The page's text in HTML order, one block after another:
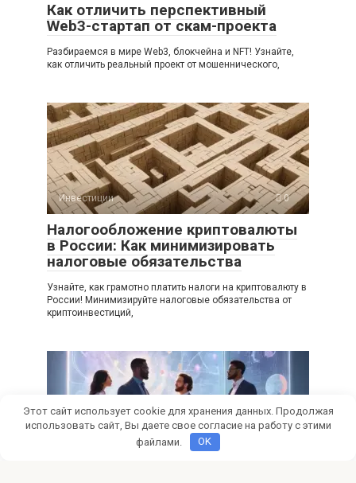
Как отличить перспективный
Web3-стартап от скам-проекта
Разбираемся в мире Web3, блокчейна и NFT! Узнайте,
как отличить реальный проект от мошеннического,
Инвестиции 0
Налогообложение криптовалюты
в России: Как минимизировать
налоговые обязательства
Узнайте, как грамотно платить налоги на криптовалюту в
России! Минимизируйте налоговые обязательства от
криптоинвестиций,
Этот сайт использует cookie для хранения данных. Продолжая
использовать сайт, Вы даете свое согласие на работу с этими
файлами.
OK